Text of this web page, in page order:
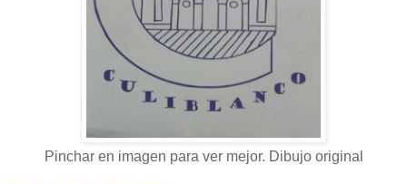
Pinchar en imagen para ver mejor. Dibujo original